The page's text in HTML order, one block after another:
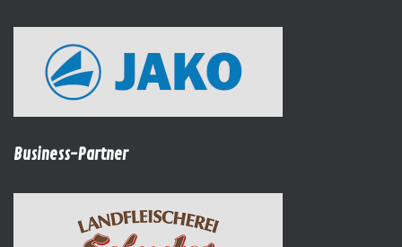
Business-Partner